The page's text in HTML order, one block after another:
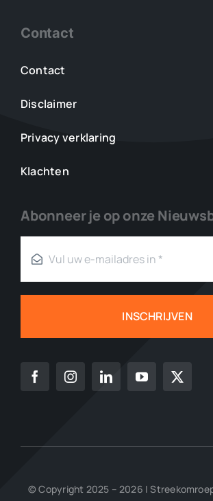
Contact
Contact
Disclaimer
Privacy verklaring
Klachten
Abonneer je op onze
INSCHRIJVEN
© Copyright 2025 – 2026 |